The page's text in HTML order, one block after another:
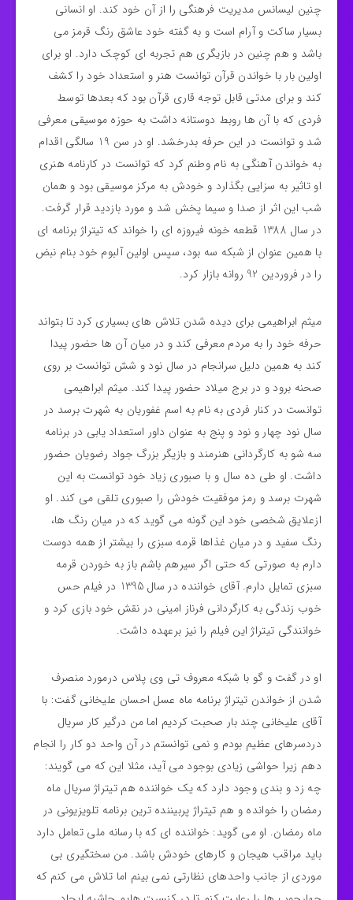
چنین لیسانس مدیریت فرهنگی را از آن خود کند. او انسانی
بسیار ساکت و آرام است و به گفته خود عاشق رنگ قرمز می
باشد و هم چنین در بازیگری هم تجربه ای کوچک دارد. او برای
اولین بار با خواندن قرآن توانست هنر و استعداد خود را کشف
کند و برای مدتی قابل توجه قاری قرآن بود که بعدها توسط
فردی که با آن ها روبط دوستانه داشت به حوزه موسیقی معرفی
شد و توانست در این حرفه بدرخشد. او در سن 19 سالگی اقدام
به خواندن آهنگی به نام وطنم کرد که توانست در کارنامه هنری
او تاثیر به سزایی بگذارد و خودش به مرکز موسیقی بود و همان
شب این اثر از صدا و سیما پخش شد و مورد بازدید قرار گرفت.
در سال 1388 قطعه خونه فیروزه ای را خواند که تیتراژ برنامه ای
با همین عنوان از شبکه سه بود، سپس اولین آلبوم خود بنام نبض
را در فروردین 92 روانه بازار کرد.
میثم ابراهیمی برای دیده شدن تلاش های بسیاری کرد تا بتواند
حرفه خود را به مردم معرفی کند و در میان آن ها حضور پیدا
کند به همین دلیل سرانجام در سال نود و شش توانست بر روی
صحنه برود و در برج میلاد حضور پیدا کند. میثم ابراهیمی
توانست در کنار فردی به نام به اسم غفوریان به شهرت برسد در
سال نود چهار و نود و پنج به عنوان داور استعداد یابی در برنامه
سه شو به کارگردانی هنرمند و بازیگر بزرگ جواد رضویان حضور
داشت. او طی ده سال و با صبوری زیاد خود توانست به این
شهرت برسد و رمز موفقیت خودش را صبوری تلقی می کند. او
ازعلایق شخصی خود این گونه می گوید که در ميان رنگ ها،
رنگ سفيد و در ميان غذاها قرمه سبزی را بيشتر از همه دوست
دارم به صورتی كه حتی اگر سيرهم باشم باز به خوردن قرمه
سبزی تمايل دارم. آقای خواننده در سال 1395 در فیلم حس
خوب زندگی به کارگردانی فرناز امینی در نقش خود بازی کرد و
خوانندگی تیتراژ این فیلم را نیز برعهده داشت.
او در گفت و گو با شبکه معروف تی وی پلاس درمورد منصرف
شدن از خواندن تیتراژ برنامه ماه عسل احسان علیخانی گفت: با
آقای علیخانی چند بار صحبت کردیم اما من درگیر کار سریال
دردسرهای عظیم بودم و نمی توانستم در آن واحد دو کار را انجام
دهم زیرا حواشی زیادی بوجود می آید، مثلا این که می گویند:
چه زد و بندی وجود دارد که یک خواننده هم تیتراژ سریال ماه
رمضان را خوانده و هم تیتراژ پربیننده ترین برنامه تلویزیونی در
ماه رمضان. او می گوید: خواننده ای که با رسانه ملی تعامل دارد
باید مراقب هیجان و کارهای خودش باشد. من سختگیری بی
موردی از جانب واحدهای نظارتی نمی بینم اما تلاش می کنم که